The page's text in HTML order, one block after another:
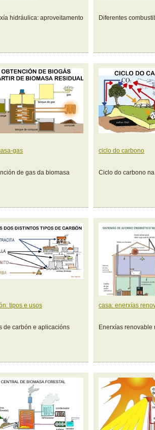
hidráulica: aproveitamento Diferentes
gas
de gas da biomasa
ciclo do carbono
Ciclo do carbono
tipos e usos
de carbón e aplicacións
casa: enerxías
Enerxías renovable